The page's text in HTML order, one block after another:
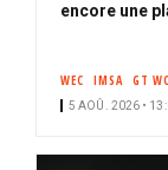
encore une
WEC IMSA GT
5 AOÛ. 2026 •